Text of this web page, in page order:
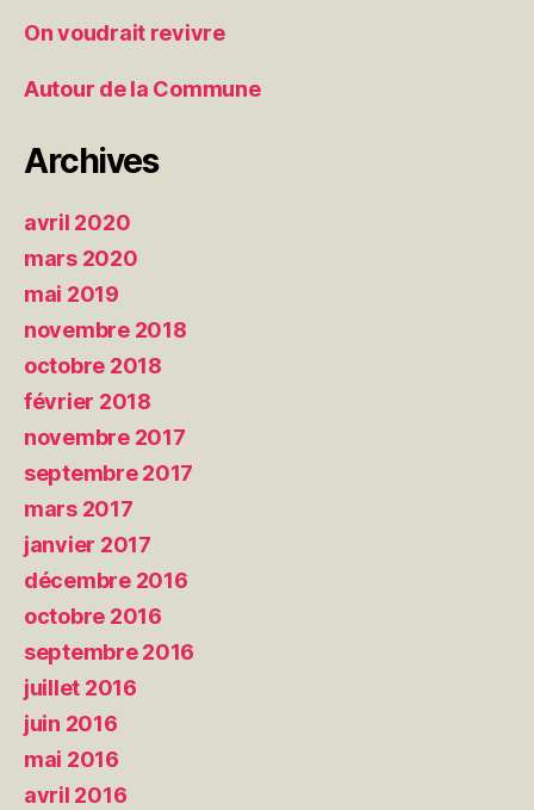
On voudrait revivre
Autour de la Commune
Archives
avril 2020
mars 2020
mai 2019
novembre 2018
octobre 2018
février 2018
novembre 2017
septembre 2017
mars 2017
janvier 2017
décembre 2016
octobre 2016
septembre 2016
juillet 2016
juin 2016
mai 2016
avril 2016